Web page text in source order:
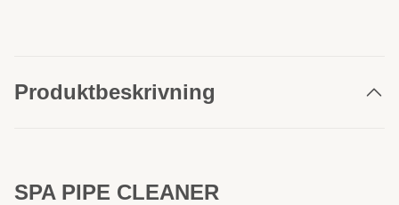
Produktbeskrivning
SPA PIPE CLEANER